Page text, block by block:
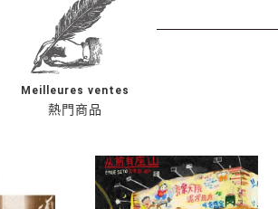
熱門商品
Meilleures ventes